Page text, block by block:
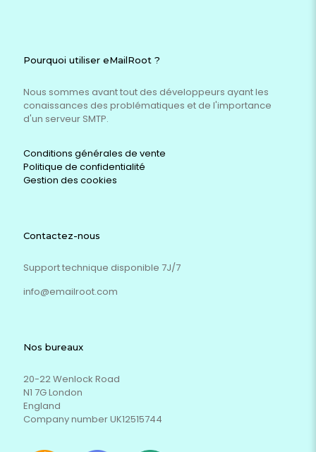
Pourquoi utiliser eMailRoot ?
Nous sommes avant tout des développeurs ayant les
conaissances des problématiques et de l'importance
d'un serveur SMTP.
Conditions générales de vente
Politique de confidentialité
Gestion des cookies
Contactez-nous
Support technique disponible 7J/7
info@emailroot.com
Nos bureaux
20-22 Wenlock Road
N1 7G London
England
Company number UK12515744